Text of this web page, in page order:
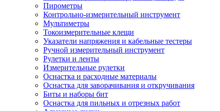
Пирометры
Контрольно-измерительный инструмент
Мультиметры
Токоизмерительные клещи
Указатели напряжения и кабельные тестеры
Ручной измерительный инструмент
Рулетки и ленты
Измерительные рулетки
Оснастка и расходные материалы
Оснастка для заворачивания и откручивания
Биты и наборы бит
Оснастка для пильных и отрезных работ